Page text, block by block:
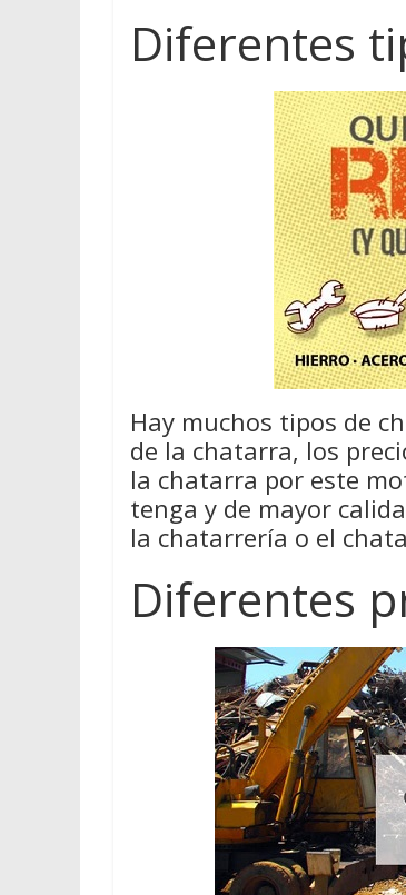
Diferentes
Hay muchos tipos de
de la chatarra, los
la chatarra por este
tenga y de mayor
la chatarrería o el
Diferentes